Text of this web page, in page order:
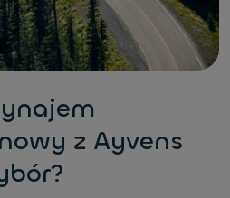
z Ayvens